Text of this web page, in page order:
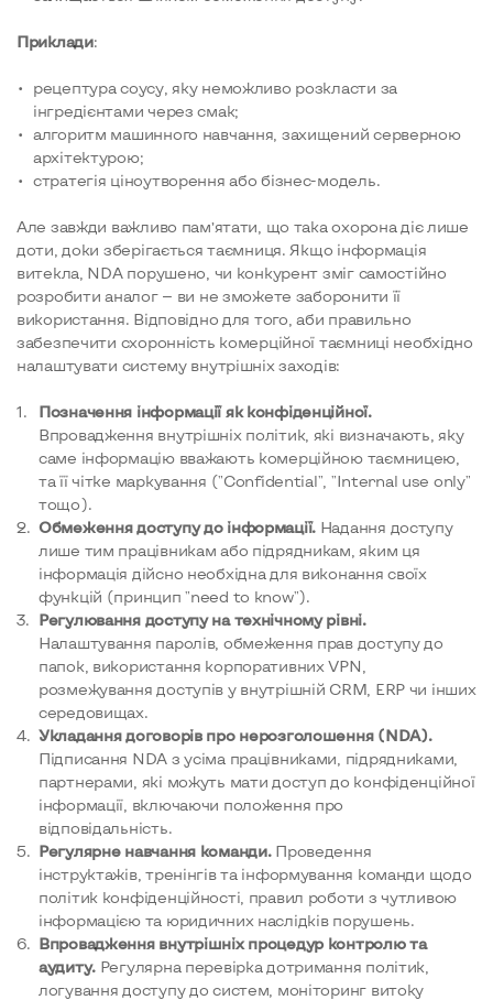
Приклади:
рецептура соусу, яку неможливо розкласти за
інгредієнтами через смак;
алгоритм машинного навчання, захищений серверною
архітектурою;
стратегія ціноутворення або бізнес-модель.
Але завжди важливо пам’ятати, що така охорона діє лише
доти, доки зберігається таємниця. Якщо інформація
витекла, NDA порушено, чи конкурент зміг самостійно
розробити аналог — ви не зможете заборонити її
використання. Відповідно для того, аби правильно
забезпечити схоронність комерційної таємниці необхідно
налаштувати систему внутрішніх заходів:
Позначення інформації як конфіденційної.
Впровадження внутрішніх політик, які визначають, яку
саме інформацію вважають комерційною таємницею,
та її чітке маркування ("Confidential", "Internal use only"
тощо).
Обмеження доступу до інформації. Надання доступу
лише тим працівникам або підрядникам, яким ця
інформація дійсно необхідна для виконання своїх
функцій (принцип "need to know").
Регулювання доступу на технічному рівні.
Налаштування паролів, обмеження прав доступу до
папок, використання корпоративних VPN,
розмежування доступів у внутрішній CRM, ERP чи інших
середовищах.
Укладання договорів про нерозголошення (NDA).
Підписання NDA з усіма працівниками, підрядниками,
партнерами, які можуть мати доступ до конфіденційної
інформації, включаючи положення про
відповідальність.
Регулярне навчання команди. Проведення
інструктажів, тренінгів та інформування команди щодо
політик конфіденційності, правил роботи з чутливою
інформацією та юридичних наслідків порушень.
Впровадження внутрішніх процедур контролю та
аудиту. Регулярна перевірка дотримання політик,
логування доступу до систем, моніторинг витоку